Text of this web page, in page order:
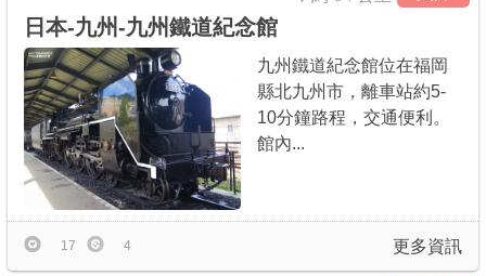
日本-九州-九州鐵道紀念館
九州鐵道紀念館位在福岡
縣北九州市，離車站約5-
10分鐘路程，交通便利。
館內...
更多資訊
17 4